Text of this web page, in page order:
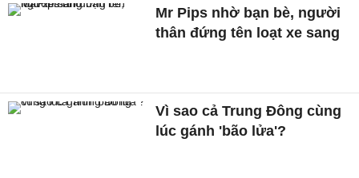
Mr Pips nhờ bạn bè, người
thân đứng tên loạt xe sang
Vì sao cả Trung Đông cùng
lúc gánh 'bão lửa'?